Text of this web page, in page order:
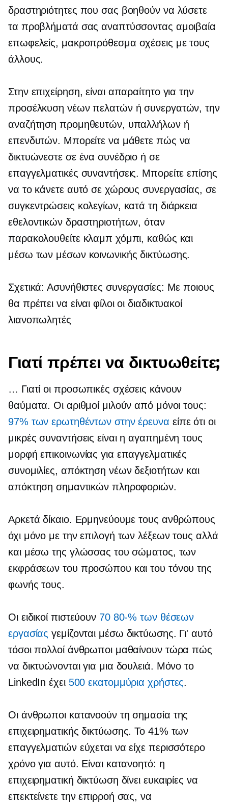
δραστηριότητες που σας βοηθούν να λύσετε
τα προβλήματά σας αναπτύσσοντας αμοιβαία
επωφελείς, μακροπρόθεσμα σχέσεις με τους
άλλους.
Στην επιχείρηση, είναι απαραίτητο για την
προσέλκυση νέων πελατών ή συνεργατών, την
αναζήτηση προμηθευτών, υπαλλήλων ή
επενδυτών. Μπορείτε να μάθετε πώς να
δικτυώνεστε σε ένα συνέδριο ή σε
επαγγελματικές συναντήσεις. Μπορείτε επίσης
να το κάνετε αυτό σε χώρους συνεργασίας, σε
συγκεντρώσεις κολεγίων, κατά τη διάρκεια
εθελοντικών δραστηριοτήτων, όταν
παρακολουθείτε κλαμπ χόμπι, καθώς και
μέσω των μέσων κοινωνικής δικτύωσης.
Σχετικά: Ασυνήθιστες συνεργασίες: Με ποιους
θα πρέπει να είναι φίλοι οι διαδικτυακοί
λιανοπωλητές
Γιατί πρέπει να δικτυωθείτε;
… Γιατί οι προσωπικές σχέσεις κάνουν
θαύματα. Οι αριθμοί μιλούν από μόνοι τους:
97% των ερωτηθέντων στην έρευνα είπε ότι οι
μικρές συναντήσεις είναι η αγαπημένη τους
μορφή επικοινωνίας για επαγγελματικές
συνομιλίες, απόκτηση νέων δεξιοτήτων και
απόκτηση σημαντικών πληροφοριών.
Αρκετά δίκαιο. Ερμηνεύουμε τους ανθρώπους
όχι μόνο με την επιλογή των λέξεων τους αλλά
και μέσω της γλώσσας του σώματος, των
εκφράσεων του προσώπου και του τόνου της
φωνής τους.
Οι ειδικοί πιστεύουν 70 80-% των θέσεων
εργασίας γεμίζονται μέσω δικτύωσης. Γι' αυτό
τόσοι πολλοί άνθρωποι μαθαίνουν τώρα πώς
να δικτυώνονται για μια δουλειά. Μόνο το
LinkedIn έχει 500 εκατομμύρια χρήστες.
Οι άνθρωποι κατανοούν τη σημασία της
επιχειρηματικής δικτύωσης. Το 41% ​​των
επαγγελματιών εύχεται να είχε περισσότερο
χρόνο για αυτό. Είναι κατανοητό: η
επιχειρηματική δικτύωση δίνει ευκαιρίες να
επεκτείνετε την επιρροή σας, να